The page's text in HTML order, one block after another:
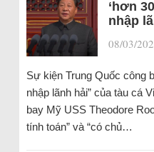
‘hơn
nhập
08/03/
Sự kiện Trung Quốc công
nhập lãnh hải” của tàu cá
bay Mỹ USS Theodore
tính toán” và “có chủ…